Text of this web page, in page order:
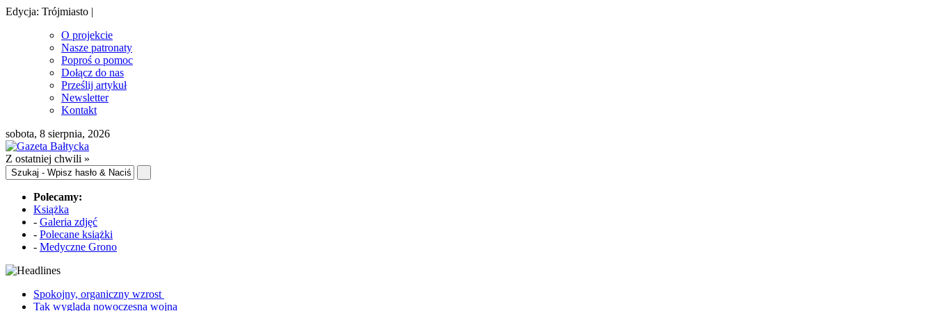
Edycja: Trójmiasto |
O projekcie
Nasze patronaty
Poproś o pomoc
Dołącz do nas
Prześlij artykuł
Newsletter
Kontakt
sobota, 8 sierpnia, 2026
Z ostatniej chwili »
Polecamy:
Książka
- Galeria zdjęć
- Polecane książki
- Medyczne Grono
Spokojny, organiczny wzrost
Tak wygląda nowoczesna wojna